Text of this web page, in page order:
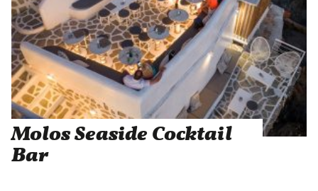
Molos Seaside Cocktail
Bar